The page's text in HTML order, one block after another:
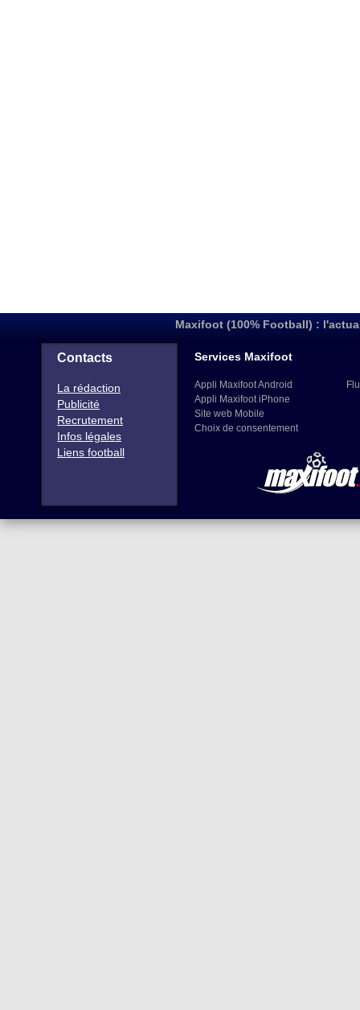
Maxifoot (100% Football) :
Contacts
La rédaction
Publicité
Recrutement
Infos légales
Liens football
Services Maxifoot
Appli Maxifoot Android
Appli Maxifoot iPhone
Site web Mobile
Choix de consentement